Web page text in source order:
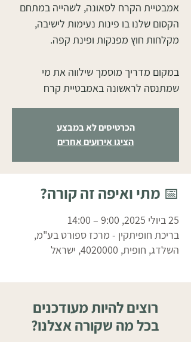
אמבטיית הקרח לסאונה, לשהייה במתחם
הקסום שלנו בו פינות נעימות לישיבה,
במקום מדריך מוסמך שילווה את מי
שמתנסה לראשונה באמבטיית קרח
הכרטיסים לא במבצע
הציגו אירועים אחרים
📅 מתי ואיפה זה קורה?
25 ביולי 2025, 9:00 – 14:00
בריכת חופיתקין - מרכז ספורט בע"מ,
השלדג, חופית, 4020000, ישראל
רוצים להיות מעודכנים
בכל מה שקורה אצלנו?